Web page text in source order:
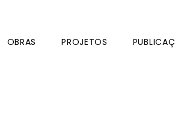
OBRAS PROJETOS